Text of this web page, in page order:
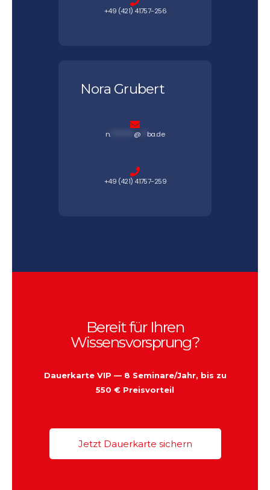
+49 (421) 41757-256
Nora Grubert
n.******* @ ba.de
+49 (421) 41757-259
Bereit für Ihren
Wissensvorsprung?
Dauerkarte VIP — 8 Seminare/Jahr, bis zu
550 € Preisvorteil
Jetzt Dauerkarte sichern